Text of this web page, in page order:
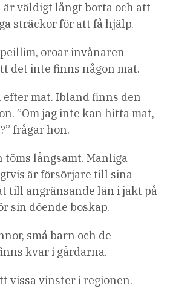
väldigt långt borta och att
sträckor för att få hjälp.
oroar invånaren
det inte finns någon mat.
efter mat. Ibland finns den
”Om jag inte kan hitta mat,
frågar hon.
töms långsamt. Manliga
är försörjare till sina
till angränsande län i jakt på
sin döende boskap.
små barn och de
kvar i gårdarna.
vissa vinster i regionen.